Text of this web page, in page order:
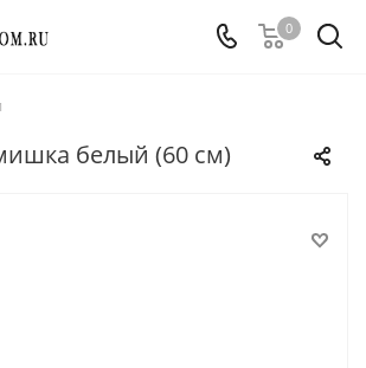
0
белый (60 см)